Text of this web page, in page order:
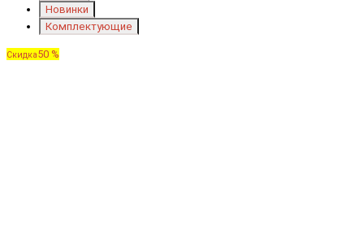
Новинки
Комплектующие
Скидка50 %